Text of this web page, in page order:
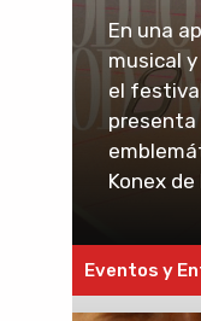
En una
musical
el
presenta
Konex
Eventos y